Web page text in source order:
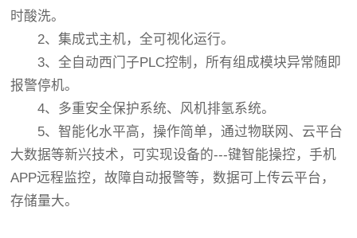
时酸洗。
2、集成式主机，全可视化运行。
3、全自动西门子PLC控制，所有组成模块异常随即
报警停机。
4、多重安全保护系统、风机排氢系统。
5、智能化水平高，操作简单，通过物联网、云平台
大数据等新兴技术，可实现设备的---键智能操控，手机
APP远程监控，故障自动报警等，数据可上传云平台，
存储量大。